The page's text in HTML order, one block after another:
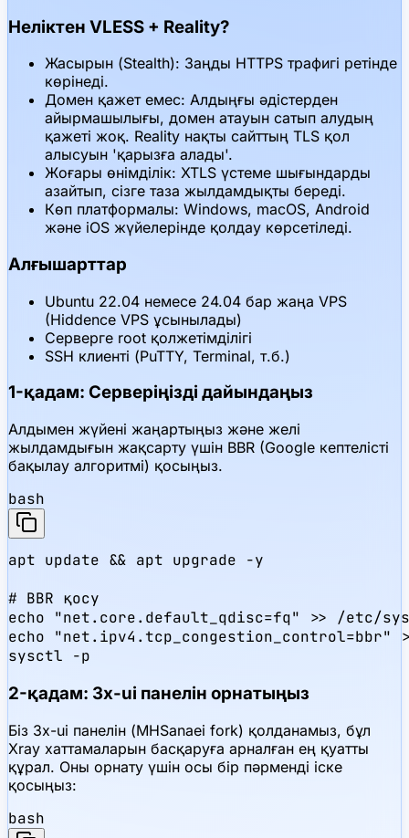
Неліктен VLESS + Reality?
Жасырын (Stealth): Заңды HTTPS трафигі ретінде
көрінеді.
Домен қажет емес: Алдыңғы әдістерден
айырмашылығы, домен атауын сатып алудың
қажеті жоқ. Reality нақты сайттың TLS қол
алысуын 'қарызға алады'.
Жоғары өнімділік: XTLS үстеме шығындарды
азайтып, сізге таза жылдамдықты береді.
Көп платформалы: Windows, macOS, Android
және iOS жүйелерінде қолдау көрсетіледі.
Алғышарттар
Ubuntu 22.04 немесе 24.04 бар жаңа VPS
(Hiddence VPS ұсынылады)
Серверге root қолжетімділігі
SSH клиенті (PuTTY, Terminal, т.б.)
1-қадам: Серверіңізді дайындаңыз
Алдымен жүйені жаңартыңыз және желі
жылдамдығын жақсарту үшін BBR (Google кептелісті
бақылау алгоритмі) қосыңыз.
bash
apt update && apt upgrade -y
# BBR қосу
echo "net.core.default_qdisc=fq" >> /etc/
echo
sysctl -p
2-қадам: 3x-ui панелін орнатыңыз
Біз 3x-ui панелін (MHSanaei fork) қолданамыз, бұл
Xray хаттамаларын басқаруға арналған ең қуатты
құрал. Оны орнату үшін осы бір пәрменді іске
қосыңыз:
bash